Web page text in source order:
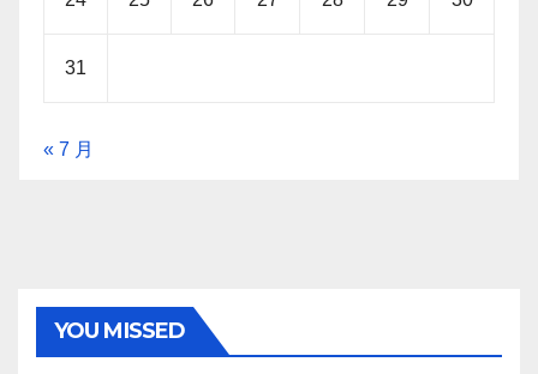
31
« 7 月
YOU MISSED